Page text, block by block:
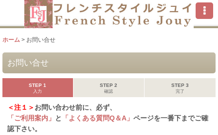
ホーム > お問い合せ
お問い合せ
STEP 1
入力
STEP 2
確認
STEP 3
完了
＜注１＞ お問い合わせ前に、必ず、
「ご利用案内」 と 「よくある質問Q＆A」 ページを一番下までご確
認下さい。